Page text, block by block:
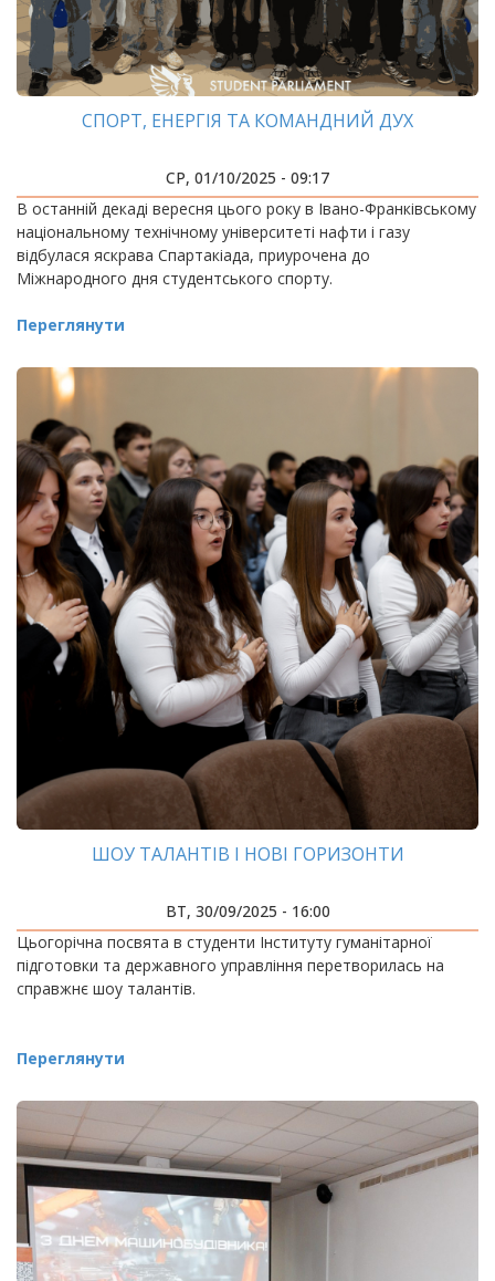
СПОРТ, ЕНЕРГІЯ ТА КОМАНДНИЙ ДУХ
СР, 01/10/2025 - 09:17
В останній декаді вересня цього року в Івано-Франківському
національному технічному університеті нафти і газу
відбулася яскрава Спартакіада, приурочена до
Міжнародного дня студентського спорту.
Переглянути
ШОУ ТАЛАНТІВ І НОВІ ГОРИЗОНТИ
ВТ, 30/09/2025 - 16:00
Цьогорічна посвята в студенти Інституту гуманітарної
підготовки та державного управління перетворилась на
справжнє шоу талантів.
Переглянути